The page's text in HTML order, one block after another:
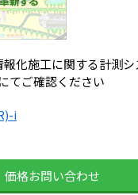
化施工に関する計測シ
てご確認ください
i
価格お問い合わせ